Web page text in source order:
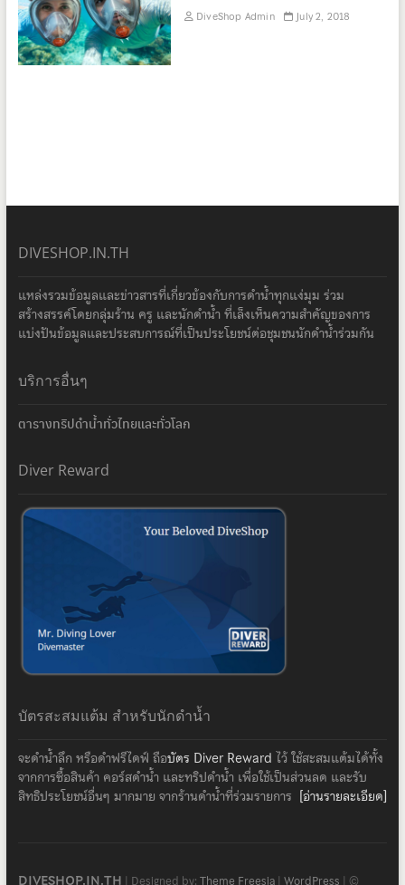
DiveShop Admin July 2, 2018
DIVESHOP.IN.TH
แหล่งรวมข้อมูลและข่าวสารที่เกี่ยวข้องกับการดำน้ำทุกแง่มุม ร่วม
สร้างสรรค์โดยกลุ่มร้าน ครู และนักดำน้ำ ที่เล็งเห็นความสำคัญของการ
แบ่งปันข้อมูลและประสบการณ์ที่เป็นประโยชน์ต่อชุมชนนักดำน้ำร่วมกัน
บริการอื่นๆ
ตารางทริปดำน้ำทั่วไทยและทั่วโลก
Diver Reward
บัตรสะสมแต้ม สำหรับนักดำน้ำ
จะดำน้ำลึก หรือดำฟรีไดฟ์ ถือบัตร Diver Reward ไว้ ใช้สะสมแต้มได้ทั้ง
จากการซื้อสินค้า คอร์สดำน้ำ และทริปดำน้ำ เพื่อใช้เป็นส่วนลด และรับ
สิทธิประโยชน์อื่นๆ มากมาย จากร้านดำน้ำที่ร่วมรายการ [อ่านรายละเอียด]
DIVESHOP.IN.TH | Designed by: Theme Freesia| WordPress | ©